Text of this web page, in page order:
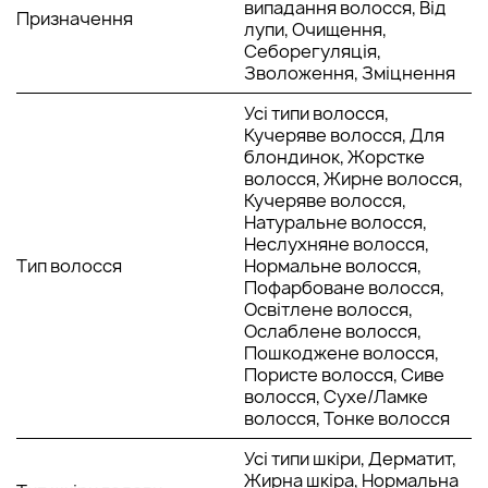
подразнення, нормалізує роботу сальних залоз та
Розмарин: сприяє кращому надходженню поживних
речовин у шкіру голови, знижує запалення та зупиняє
Ментол: охолоджує, знімає свербіж, стимулює
Піроктон оламін: бореться із грибками, бактеріями,
Така комбінація корисних компонентів відмінно підходить
для лікування випадіння волосся та лупи. Тонік System 4
забезпечує оптимальний баланс корисних елементів для
досягнення здорових та красивих пасм.
РЕЗУЛЬТАТИ РЕГУЛЯРНОГО ВИКОРИСТАННЯ ТОНІКУ
Регулярний догляд волосся обов'язково дасть свої
результати. Особливо, якщо у ваші ритуали входить
застосування тоніка для волосся System 4. Цей засіб
містить активні компоненти, які оперативно живлять шкіру
Призначення
випадання волосся, Від
лупи, Очищення,
Себорегуляція,
Зволоження, Зміцнення
Тип волосся
Усі типи волосся,
Кучеряве волосся, Для
блондинок, Жорстке
волосся, Жирне волосся,
Кучеряве волосся,
Натуральне волосся,
Неслухняне волосся,
Нормальне волосся,
Пофарбоване волосся,
Освітлене волосся,
Ослаблене волосся,
Пошкоджене волосся,
Пористе волосся, Сиве
волосся, Сухе/Ламке
волосся, Тонке волосся
Усі типи шкіри, Дерматит,
Жирна шкіра, Нормальна